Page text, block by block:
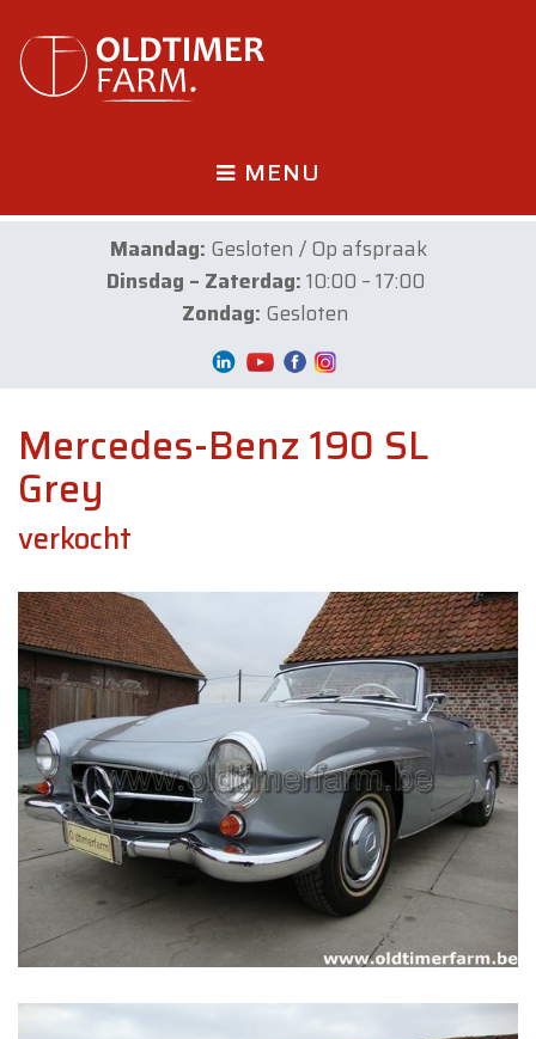
MENU
Maandag: Gesloten / Op afspraak
Dinsdag – Zaterdag:10:00 – 17:00
Zondag: Gesloten
Mercedes-Benz 190 SL
Grey
verkocht